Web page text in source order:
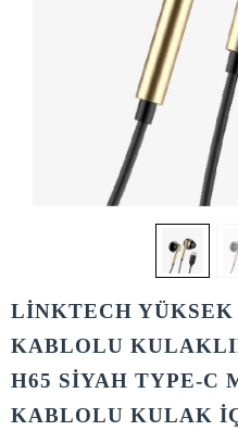
LİNKTECH YÜKSEK
KABLOLU
H65 SİYAH TYPE-C
KABLOLU KULAK